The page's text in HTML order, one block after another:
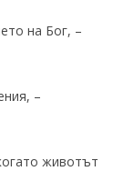
на Бог, –
–
животът